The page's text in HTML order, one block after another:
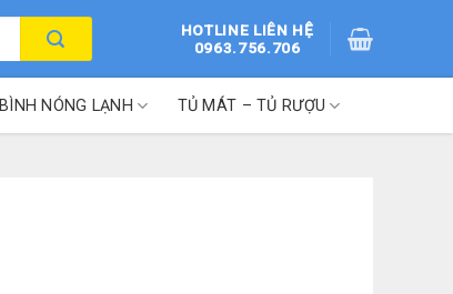
HOTLINE LIÊN HỆ
0963.756.706
BÌNH NÓNG LẠNH TỦ MÁT – TỦ RƯỢU